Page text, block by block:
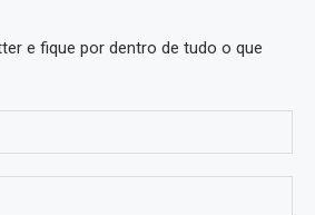
e fique por dentro de tudo o que